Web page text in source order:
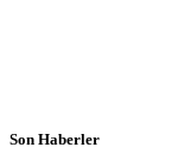
Son Haberler